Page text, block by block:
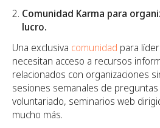
Comunidad Karma para
lucro.
Una exclusiva comunidad para
necesitan acceso a recursos
relacionados con organizaciones
sesiones semanales de
voluntariado, seminarios web
mucho más.